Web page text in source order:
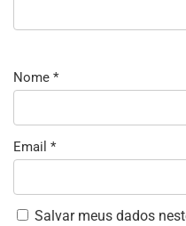
Nome *
Email *
Salvar meus dados